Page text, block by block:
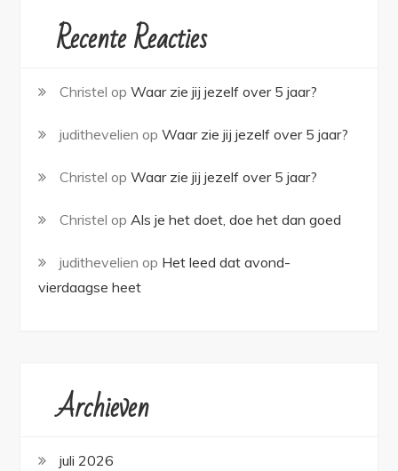
Recente Reacties
Christel opWaar zie jij jezelf over 5 jaar?
judithevelien opWaar zie jij jezelf over 5 jaar?
Christel opWaar zie jij jezelf over 5 jaar?
Christel opAls je het doet, doe het dan goed
judithevelien op Het leed dat avond-
vierdaagse heet
Archieven
juli 2026